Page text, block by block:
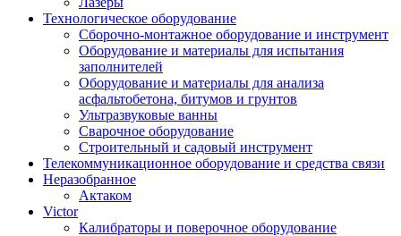
Технологическое оборудование
Сборочно-монтажное оборудование и инструмент
Оборудование и материалы для испытания
заполнителей
Оборудование и материалы для анализа
асфальтобетона, битумов и грунтов
Ультразвуковые ванны
Сварочное оборудование
Строительный и садовый инструмент
Телекоммуникационное оборудование и средства связи
Неразобранное
Актаком
Victor
Калибраторы и поверочное оборудование